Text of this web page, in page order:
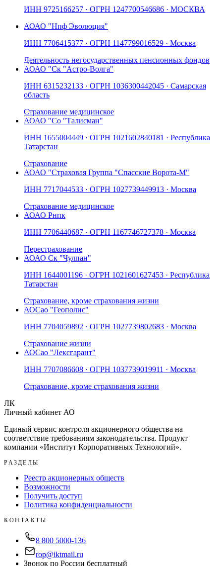
ИНН 9725166257 · ОГРН 1247700546686 · МОСКВА
АОАО "Нпф Эволюция"
ИНН 7706415377 · ОГРН 1147799016529 · Москва
Деятельность негосударственных пенсионных фондов
АОАО "Ск "Астро-Волга"
ИНН 6315232133 · ОГРН 1036300442045 · Самарская
область
Страхование медицинское
АОАО "Со "Талисман"
ИНН 1655004449 · ОГРН 1021602840181 · Республика
Татарстан
Страхование
АОАО "Страховая Группа "Спасские Ворота-М"
ИНН 7717044533 · ОГРН 1027739449913 · Москва
Страхование медицинское
АОАО Рнпк
ИНН 7706440687 · ОГРН 1167746727378 · Москва
Перестрахование
АОАО Ск "Чулпан"
ИНН 1644001196 · ОГРН 1021601627453 · Республика
Татарстан
Страхование, кроме страхования жизни
АОСао "Геополис"
ИНН 7704059892 · ОГРН 1027739802683 · Москва
Страхование жизни
АОСао "Лексгарант"
ИНН 7707086608 · ОГРН 1037739019911 · Москва
Страхование, кроме страхования жизни
ЛК
Личный кабинет АО
Единый сервис контроля акционерного общества на
соответствие требованиям законодательства. Продукт
компании «Институт Корпоративных Технологий».
РАЗДЕЛЫ
Реестр акционерных обществ
Возможности
Получить доступ
Политика конфиденциальности
КОНТАКТЫ
8 800 5000-136
rop@iktmail.ru
Звонок по России бесплатный